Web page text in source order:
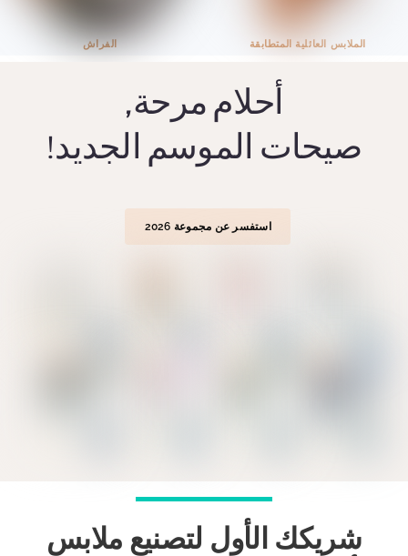
الملابس العائلية المتطابقة الفراش
أحلام مرحة,
صيحات الموسم الجديد!
استفسر عن مجموعة 2026
شريكك الأول لتصنيع ملابس